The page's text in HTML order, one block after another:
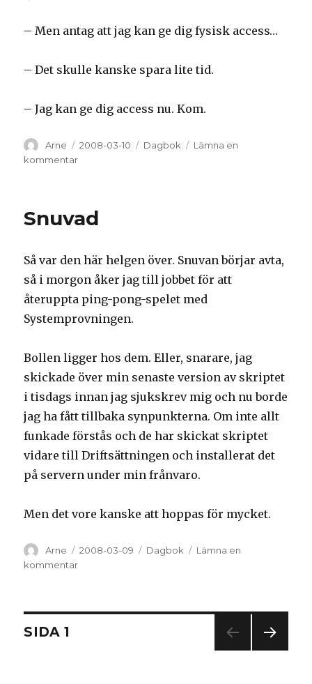
– Men antag att jag kan ge dig fysisk access…
– Det skulle kanske spara lite tid.
– Jag kan ge dig access nu. Kom.
Författare
Arne Postat
2008-03-10 Kategorier
Dagbok
Lämna en
kommentar
Snuvad
Så var den här helgen över. Snuvan börjar avta,
så i morgon åker jag till jobbet för att
återuppta ping-pong-spelet med
Systemprovningen.
Bollen ligger hos dem. Eller, snarare, jag
skickade över min senaste version av skriptet
i tisdags innan jag sjukskrev mig och nu borde
jag ha fått tillbaka synpunkterna. Om inte allt
funkade förstås och de har skickat skriptet
vidare till Driftsättningen och installerat det
på servern under min frånvaro.
Men det vore kanske att hoppas för mycket.
Författare
Arne Postat
2008-03-09 Kategorier
Dagbok
Lämna en
kommentar
Inläggsnavigering
SIDA 1